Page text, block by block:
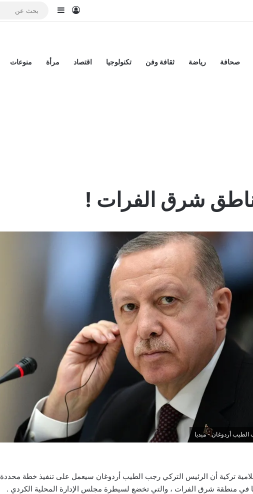
تسجيل الدخول
إضافة عمود جانبي
صحافة رياضة ثقافة وفن تكنولوجيا اقتصاد مرأة منوعات
شرق الفرات !
الطيب أردوغان - ميديا
تركية أن الرئيس التركي رجب الطيب أردوغان سيعمل على تنفيذ خطة محددة
في منطقة شرق الفرات ، والتي تخضع لسيطرة مجلس الإدارة المحلية الكردي .